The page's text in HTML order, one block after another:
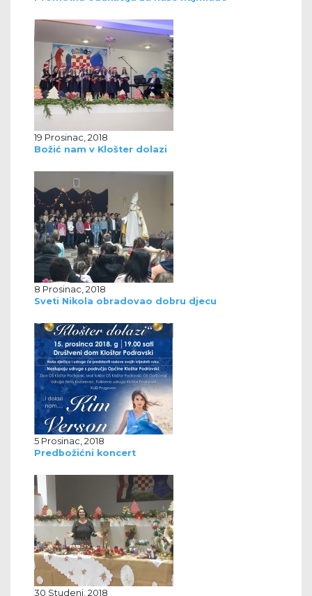
19 Prosinac, 2018
Božić nam v Klošter dolazi
8 Prosinac, 2018
Sveti Nikola obradovao dobru djecu
5 Prosinac, 2018
Predbožićni koncert
30 Studeni, 2018